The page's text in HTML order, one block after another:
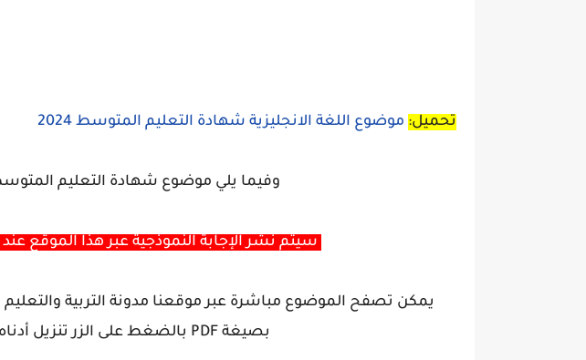
تحميل: موضوع اللغة الانجليزية شهادة التعليم المتوسط 2024
وفيما يلي موضوع شهادة التعليم
سيتم نشر الإجابة النموذجية عبر هذا الموقع عند
يمكن تصفح الموضوع مباشرة عبر موقعنا مدونة التربية
بصيغة PDF بالضغط على الزر تنزيل أدناه: